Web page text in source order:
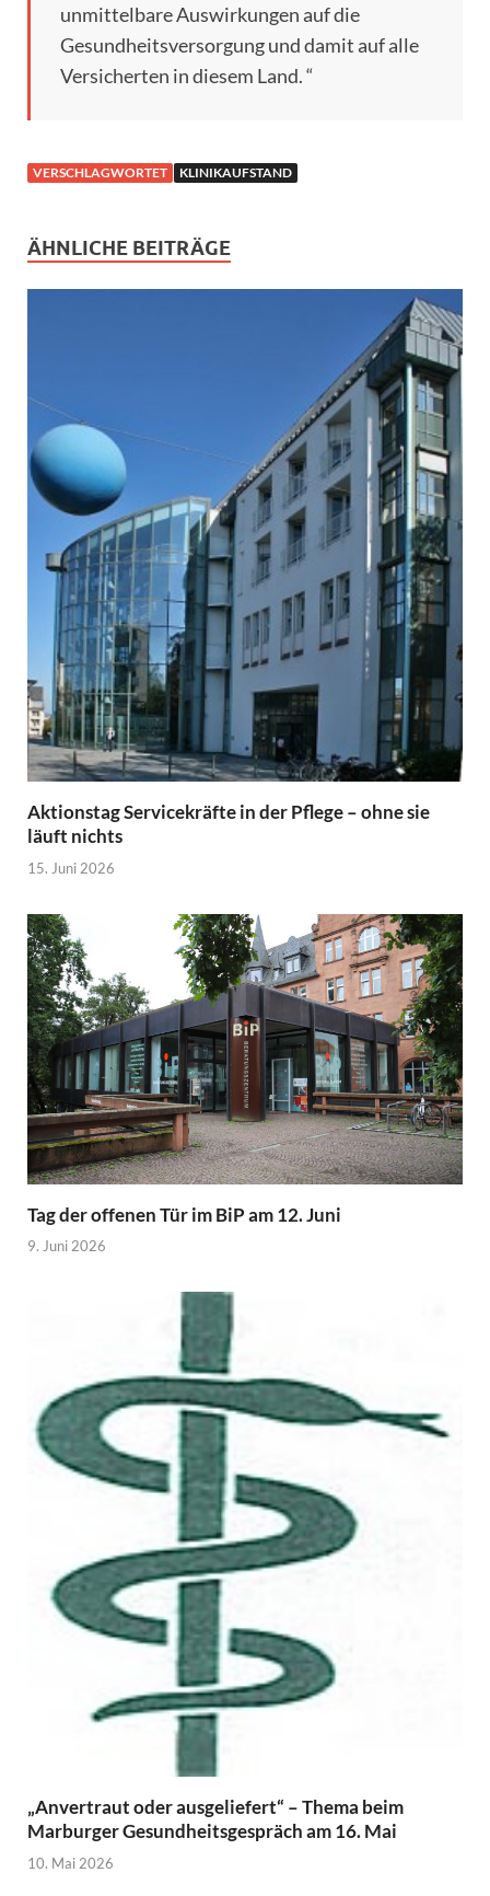
unmittelbare Auswirkungen auf die
Gesundheitsversorgung und damit auf alle
Versicherten in diesem Land. “
VERSCHLAGWORTET KLINIKAUFSTAND
ÄHNLICHE BEITRÄGE
Aktionstag Servicekräfte in der Pflege – ohne sie
läuft nichts
15. Juni 2026
Tag der offenen Tür im BiP am 12. Juni
9. Juni 2026
„Anvertraut oder ausgeliefert“ – Thema beim
Marburger Gesundheitsgespräch am 16. Mai
10. Mai 2026